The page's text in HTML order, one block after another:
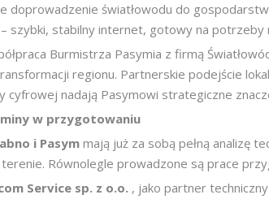
doprowadzenie światłowodu do
– szybki, stabilny internet, gotowy na
Burmistrza Pasymia z firmą
regionu. Partnerskie podejście
cyfrowej nadają Pasymowi strategiczne
w przygotowaniu
i Pasym mają już za sobą pełną analizę
Równolegle prowadzone są prace
Service sp. z o.o. , jako partner